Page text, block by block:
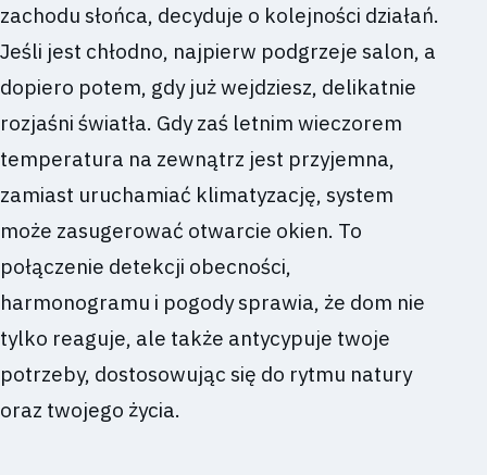
zachodu słońca, decyduje o kolejności działań.
Jeśli jest chłodno, najpierw podgrzeje salon, a
dopiero potem, gdy już wejdziesz, delikatnie
rozjaśni światła. Gdy zaś letnim wieczorem
temperatura na zewnątrz jest przyjemna,
zamiast uruchamiać klimatyzację, system
może zasugerować otwarcie okien. To
połączenie detekcji obecności,
harmonogramu i pogody sprawia, że dom nie
tylko reaguje, ale także antycypuje twoje
potrzeby, dostosowując się do rytmu natury
oraz twojego życia.